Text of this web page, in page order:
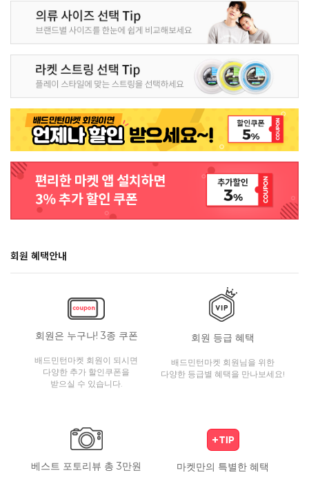
회원 혜택안내
회원은 누구나! 3종 쿠폰
배드민턴마켓 회원이 되시면
다양한 추가 할인쿠폰을
받으실 수 있습니다.
회원 등급 혜택
배드민턴마켓 회원님을 위한
다양한 등급별 혜택을 만나보세요!
베스트 포토리뷰 총 3만원 마켓만의 특별한 혜택